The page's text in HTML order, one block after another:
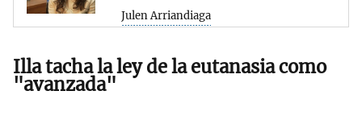
Julen Arriandiaga
Illa tacha la ley de la eutanasia como
"avanzada"